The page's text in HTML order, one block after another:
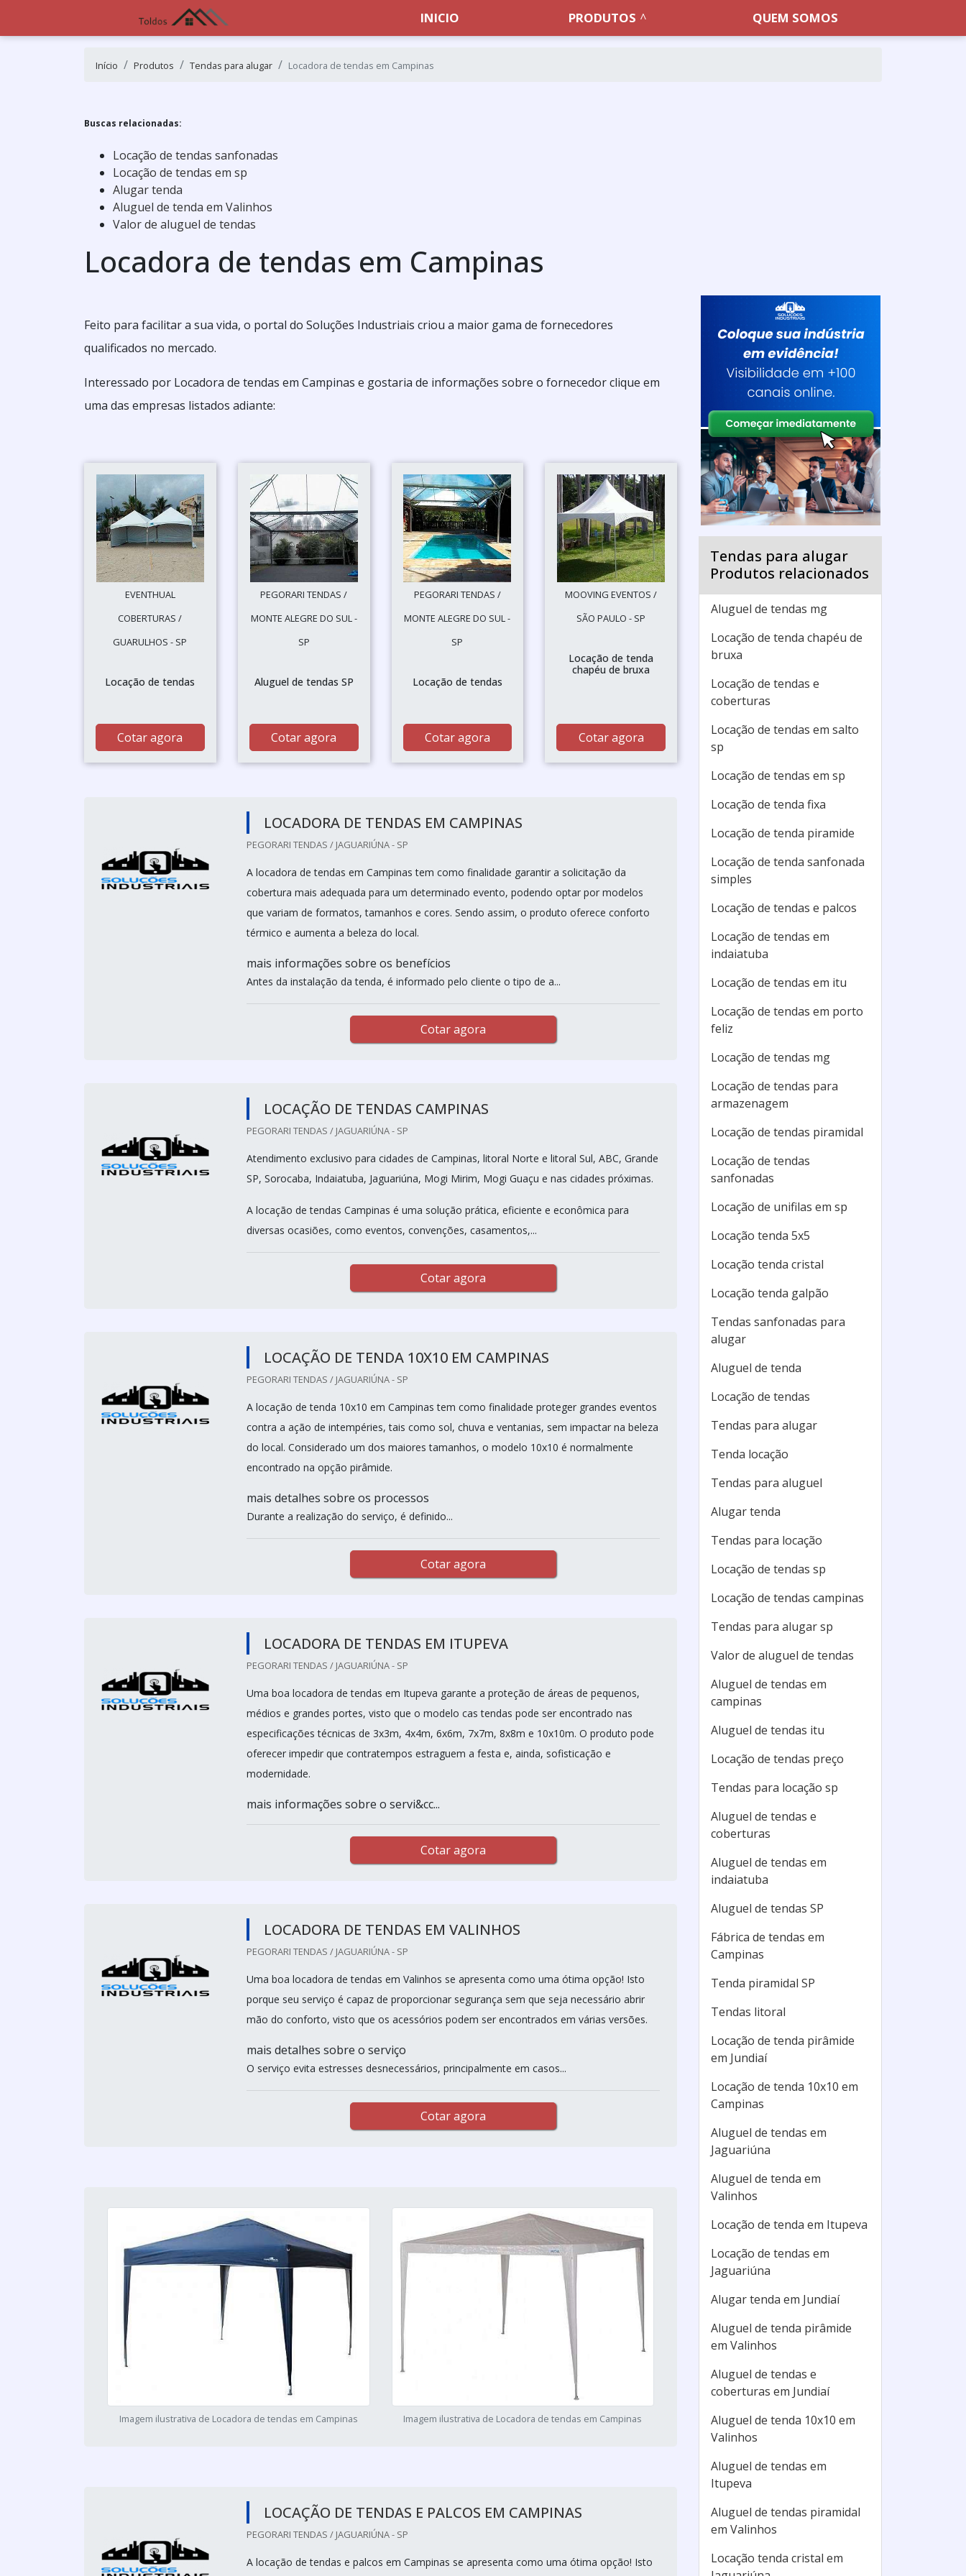
INICIO PRODUTOS QUEM SOMOS
Início Produtos Tendas para alugar Locadora de tendas em Campinas
Buscas relacionadas:
Locação de tendas sanfonadas
Locação de tendas em sp
Alugar tenda
Aluguel de tenda em Valinhos
Valor de aluguel de tendas
Locadora de tendas em Campinas
Feito para facilitar a sua vida, o portal do Soluções Industriais criou a maior gama de fornecedores
qualificados no mercado.
Interessado por Locadora de tendas em Campinas e gostaria de informações sobre o fornecedor clique em
uma das empresas listados adiante:
EVENTHUAL
COBERTURAS /
GUARULHOS - SP
Locação de tendas
Cotar agora
PEGORARI TENDAS /
MONTE ALEGRE DO SUL -
SP
Aluguel de tendas SP
Cotar agora
PEGORARI TENDAS /
MONTE ALEGRE DO SUL -
SP
Locação de tendas
Cotar agora
MOOVING EVENTOS /
SÃO PAULO - SP
Locação de tenda
chapéu de bruxa
Cotar agora
LOCADORA DE TENDAS EM CAMPINAS
PEGORARI TENDAS / JAGUARIÚNA - SP
A locadora de tendas em Campinas tem como finalidade garantir a solicitação da
cobertura mais adequada para um determinado evento, podendo optar por modelos
que variam de formatos, tamanhos e cores. Sendo assim, o produto oferece conforto
térmico e aumenta a beleza do local.
mais informações sobre os benefícios
Antes da instalação da tenda, é informado pelo cliente o tipo de a...
Cotar agora
LOCAÇÃO DE TENDAS CAMPINAS
PEGORARI TENDAS / JAGUARIÚNA - SP
Atendimento exclusivo para cidades de Campinas, litoral Norte e litoral Sul, ABC, Grande
SP, Sorocaba, Indaiatuba, Jaguariúna, Mogi Mirim, Mogi Guaçu e nas cidades próximas.
A locação de tendas Campinas é uma solução prática, eficiente e econômica para
diversas ocasiões, como eventos, convenções, casamentos,...
Cotar agora
LOCAÇÃO DE TENDA 10X10 EM CAMPINAS
PEGORARI TENDAS / JAGUARIÚNA - SP
A locação de tenda 10x10 em Campinas tem como finalidade proteger grandes eventos
contra a ação de intempéries, tais como sol, chuva e ventanias, sem impactar na beleza
do local. Considerado um dos maiores tamanhos, o modelo 10x10 é normalmente
encontrado na opção pirâmide.
mais detalhes sobre os processos
Durante a realização do serviço, é definido...
Cotar agora
LOCADORA DE TENDAS EM ITUPEVA
PEGORARI TENDAS / JAGUARIÚNA - SP
Uma boa locadora de tendas em Itupeva garante a proteção de áreas de pequenos,
médios e grandes portes, visto que o modelo cas tendas pode ser encontrado nas
especificações técnicas de 3x3m, 4x4m, 6x6m, 7x7m, 8x8m e 10x10m. O produto pode
oferecer impedir que contratempos estraguem a festa e, ainda, sofisticação e
modernidade.
mais informações sobre o servi&cc...
Cotar agora
LOCADORA DE TENDAS EM VALINHOS
PEGORARI TENDAS / JAGUARIÚNA - SP
Uma boa locadora de tendas em Valinhos se apresenta como uma ótima opção! Isto
porque seu serviço é capaz de proporcionar segurança sem que seja necessário abrir
mão do conforto, visto que os acessórios podem ser encontrados em várias versões.
mais detalhes sobre o serviço
O serviço evita estresses desnecessários, principalmente em casos...
Cotar agora
Imagem ilustrativa de Locadora de tendas em Campinas Imagem ilustrativa de Locadora de tendas em Campinas
LOCAÇÃO DE TENDAS E PALCOS EM CAMPINAS
PEGORARI TENDAS / JAGUARIÚNA - SP
A locação de tendas e palcos em Campinas se apresenta como uma ótima opção! Isto
Tendas para alugar
Produtos relacionados
Aluguel de tendas mg
Locação de tenda chapéu de
bruxa
Locação de tendas e
coberturas
Locação de tendas em salto
sp
Locação de tendas em sp
Locação de tenda fixa
Locação de tenda piramide
Locação de tenda sanfonada
simples
Locação de tendas e palcos
Locação de tendas em
indaiatuba
Locação de tendas em itu
Locação de tendas em porto
feliz
Locação de tendas mg
Locação de tendas para
armazenagem
Locação de tendas piramidal
Locação de tendas
sanfonadas
Locação de unifilas em sp
Locação tenda 5x5
Locação tenda cristal
Locação tenda galpão
Tendas sanfonadas para
alugar
Aluguel de tenda
Locação de tendas
Tendas para alugar
Tenda locação
Tendas para aluguel
Alugar tenda
Tendas para locação
Locação de tendas sp
Locação de tendas campinas
Tendas para alugar sp
Valor de aluguel de tendas
Aluguel de tendas em
campinas
Aluguel de tendas itu
Locação de tendas preço
Tendas para locação sp
Aluguel de tendas e
coberturas
Aluguel de tendas em
indaiatuba
Aluguel de tendas SP
Fábrica de tendas em
Campinas
Tenda piramidal SP
Tendas litoral
Locação de tenda pirâmide
em Jundiaí
Locação de tenda 10x10 em
Campinas
Aluguel de tendas em
Jaguariúna
Aluguel de tenda em
Valinhos
Locação de tenda em Itupeva
Locação de tendas em
Jaguariúna
Alugar tenda em Jundiaí
Aluguel de tenda pirâmide
em Valinhos
Aluguel de tendas e
coberturas em Jundiaí
Aluguel de tenda 10x10 em
Valinhos
Aluguel de tendas em
Itupeva
Aluguel de tendas piramidal
em Valinhos
Locação tenda cristal em